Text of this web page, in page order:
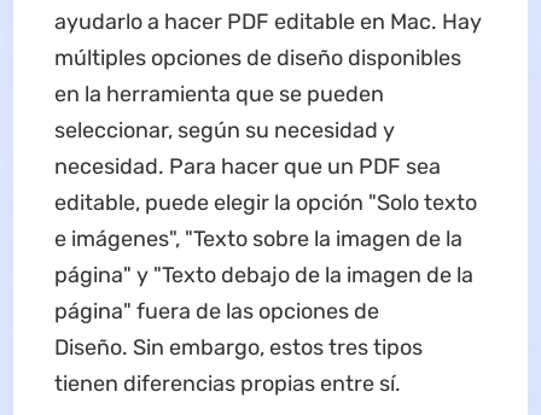
ayudarlo a hacer PDF editable en Mac. Hay
múltiples opciones de diseño disponibles
en la herramienta que se pueden
seleccionar, según su necesidad y
necesidad. Para hacer que un PDF sea
editable, puede elegir la opción "Solo texto
e imágenes", "Texto sobre la imagen de la
página" y "Texto debajo de la imagen de la
página" fuera de las opciones de
Diseño. Sin embargo, estos tres tipos
tienen diferencias propias entre sí.